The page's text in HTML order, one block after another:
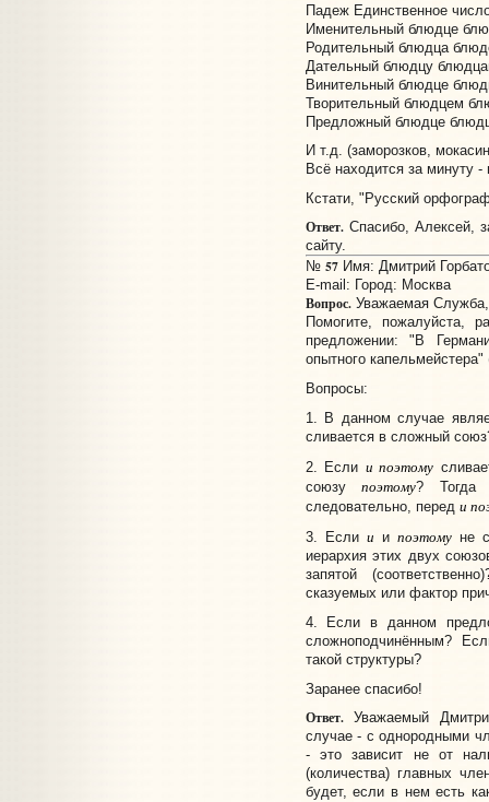
Падеж Единственное
Именительный блюдце
Родительный блюдца
Дательный блюдцу
Винительный блюдце
Творительный блюдцем
Предложный блюдце
И т.д. (заморозков,
Всё находится за минуту
Кстати, "Русский
Ответ.Спасибо, Алексей,
сайту.
№ 57Имя: Дмитрий
E-mail: Город: Москва
Вопрос.Уважаемая Служба,
Помогите, пожалуйста,
предложении: "В
опытного
Вопросы:
1. В данном случае
сливается в сложный
2. Если и поэтому
союзупоэтому?
следовательно, перед и
3. Если и и поэтомуне
иерархия этих двух
запятой
сказуемых или фактор
4. Если в данном
сложноподчинённым?
такой структуры?
Заранее спасибо!
Ответ.Уважаемый
случае - с однородными
- это зависит не от
(количества) главных
будет, если в нем есть